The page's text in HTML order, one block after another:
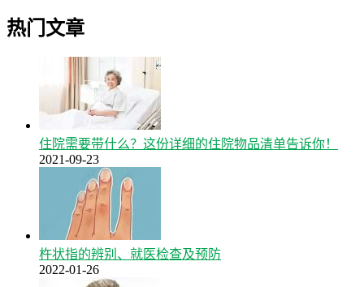
热门文章
住院需要带什么？这份详细的住院物品清单告诉你！
2021-09-23
杵状指的辨别、就医检查及预防
2022-01-26